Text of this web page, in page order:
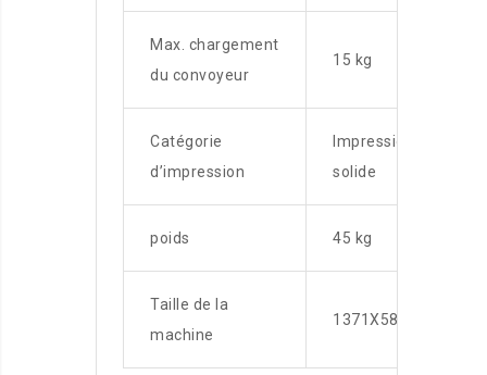
Max. chargement
du convoyeur
15 kg
Catégorie
d’impression
Impression à l’encre
solide
poids 45 kg
Taille de la
machine
1371X580X1228mm